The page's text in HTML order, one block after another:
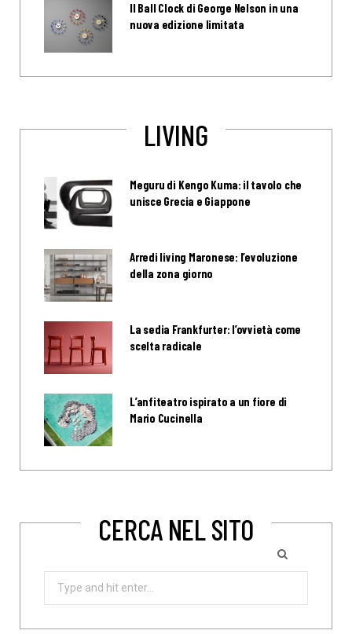
Il Ball Clock di George Nelson in una
nuova edizione limitata
LIVING
Meguru di Kengo Kuma: il tavolo che
unisce Grecia e Giappone
Arredi living Maronese: l’evoluzione
della zona giorno
La sedia Frankfurter: l’ovvietà come
scelta radicale
L’anfiteatro ispirato a un fiore di
Mario Cucinella
CERCA NEL SITO
Search